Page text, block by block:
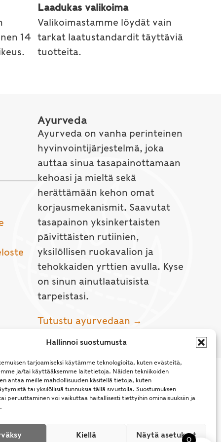
Hallinnoi suostumusta
tarjoamiseksi käytämme teknologioita, kuten evästeitä,
ja/tai käyttääksemme laitetietoja. Näiden tekniikoiden
antaa meille mahdollisuuden käsitellä tietoja, kuten
tai yksilöllisiä tunnuksia tällä sivustolla. Suostumuksen
peruuttaminen voi vaikuttaa haitallisesti tiettyihin ominaisuuksiin ja
Kiellä Näytä asetukset
14
Laadukas valikoima
Valikoimastamme löydät vain
tarkat laatustandardit täyttäviä
tuotteita.
Ayurveda
Ayurveda on vanha perinteinen
hyvinvointijärjestelmä, joka
auttaa sinua tasapainottamaan
kehoasi ja mieltä sekä
herättämään kehon omat
korjausmekanismit. Saavutat
tasapainon yksinkertaisten
päivittäisten rutiinien,
yksilöllisen ruokavalion ja
tehokkaiden yrttien avulla. Kyse
on sinun ainutlaatuisista
tarpeistasi.
Tutustu ayurvedaan →
Reserved.
0